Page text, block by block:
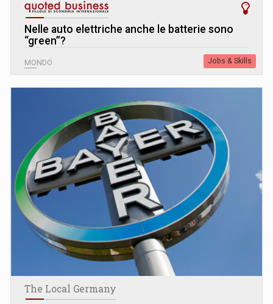
Nelle auto elettriche anche le batterie sono
“green”?
MONDO Jobs & Skills
The Local Germany